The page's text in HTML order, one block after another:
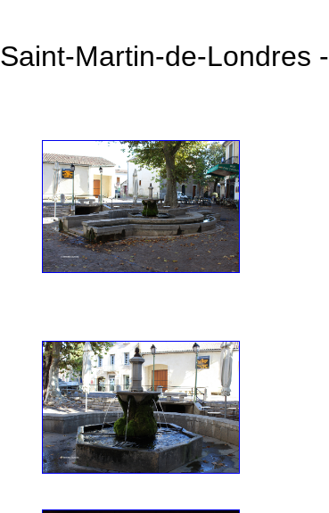
Saint-Martin-de-Londres -